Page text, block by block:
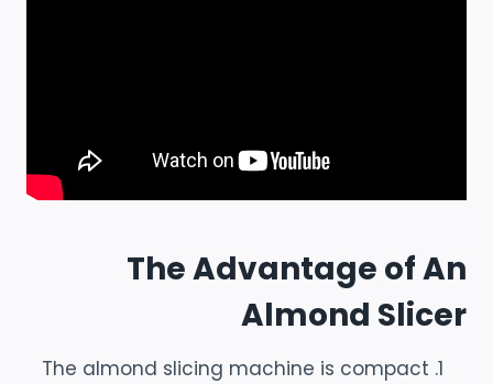
The Advantage of An
Almond Slicer
The almond slicing machine is compact